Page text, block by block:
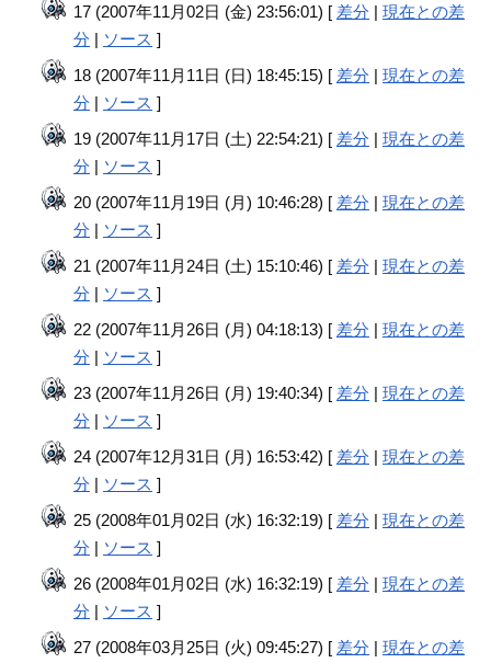
17 (2007年11月02日 (金) 23:56:01) [ 差分 |現在との差
分 | ソース ]
18 (2007年11月11日 (日) 18:45:15) [ 差分 |現在との差
分 | ソース ]
19 (2007年11月17日 (土) 22:54:21) [ 差分 |現在との差
分 | ソース ]
20 (2007年11月19日 (月) 10:46:28) [ 差分 |現在との差
分 | ソース ]
21 (2007年11月24日 (土) 15:10:46) [ 差分 |現在との差
分 | ソース ]
22 (2007年11月26日 (月) 04:18:13) [ 差分 |現在との差
分 | ソース ]
23 (2007年11月26日 (月) 19:40:34) [ 差分 |現在との差
分 | ソース ]
24 (2007年12月31日 (月) 16:53:42) [ 差分 |現在との差
分 | ソース ]
25 (2008年01月02日 (水) 16:32:19) [ 差分 |現在との差
分 | ソース ]
26 (2008年01月02日 (水) 16:32:19) [ 差分 |現在との差
分 | ソース ]
27 (2008年03月25日 (火) 09:45:27) [ 差分 |現在との差